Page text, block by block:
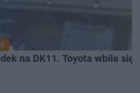
na DK11. Toyota wbiła się